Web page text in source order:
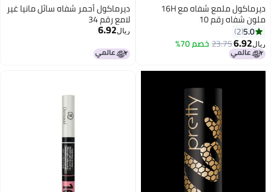
9
ديرماكول ملمع شفاه مع 16H
ملون شفاه رقم 10
5.0
2
ريال6.92
23.75خصم 70% 19
ديرماكول أحمر شفاه سائل مانيا غير
لامع رقم 34
ريال6.92